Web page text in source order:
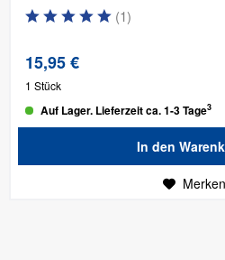
(1)
15,95 €
1 Stück
Auf Lager. Lieferzeit ca. 1-3 Tage3
In den
Merken